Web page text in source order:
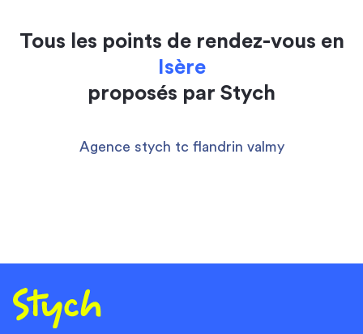
Tous les points de rendez-vous en
Isère
proposés par Stych
Agence stych tc flandrin valmy